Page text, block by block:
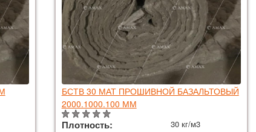
БСТВ 30 МАТ ПРОШИВНОЙ БАЗАЛЬТОВЫЙ
2000.1000.100 ММ
Плотность: 30 кг/м3